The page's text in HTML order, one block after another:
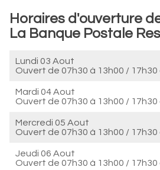
Horaires d'ouverture
La Banque Postale
Lundi 03 Aout
Ouvert de 07h30 à 13h00 / 17h30
Mardi 04 Aout
Ouvert de 07h30 à 13h00 / 17h30
Mercredi 05 Aout
Ouvert de 07h30 à 13h00 / 17h30
Jeudi 06 Aout
Ouvert de 07h30 à 13h00 / 17h30